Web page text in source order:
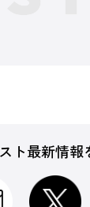
ト最新情報